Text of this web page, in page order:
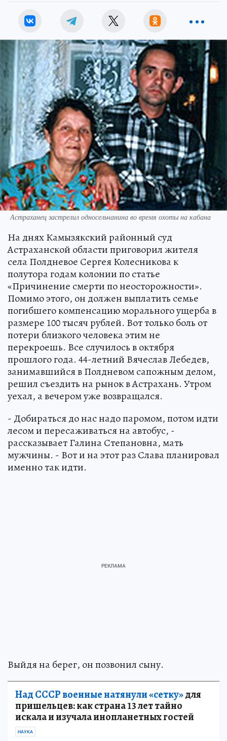
Астраханец застрелил односельчанина во время охоты на кабана
На днях Камызякский районный суд
Астраханской области приговорил жителя
села Полдневое Сергея Колесникова к
полутора годам колонии по статье
«Причинение смерти по неосторожности».
Помимо этого, он должен выплатить семье
погибшего компенсацию морального ущерба в
размере 100 тысяч рублей. Вот только боль от
потери близкого человека этим не
перекроешь. Все случилось в октября
прошлого года. 44-летний Вячеслав Лебедев,
занимавшийся в Полдневом сапожным делом,
решил съездить на рынок в Астрахань. Утром
уехал, а вечером уже возвращался.
- Добираться до нас надо паромом, потом идти
лесом и пересаживаться на автобус, -
рассказывает Галина Степановна, мать
мужчины. - Вот и на этот раз Слава планировал
именно так идти.
Выйдя на берег, он позвонил сыну.
Над СССР военные натянули «сетку»для
пришельцев: как страна 13 лет тайно
искала и изучала инопланетных гостей
НАУКА